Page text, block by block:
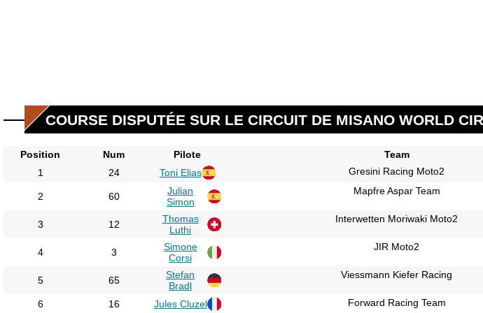
COURSE DISPUTÉE SUR LE CIRCUIT DE MISANO WORLD
Position Num Pilote Team
1
24 Toni Elias Gresini Racing Moto2
2 60
Julian
Simon
Mapfre Aspar Team
3 12
Thomas
Luthi
Interwetten Moriwaki Moto2
4 3
Simone
Corsi
JIR Moto2
5 65
Stefan
Bradl
Viessmann Kiefer Racing
6 16 Jules Cluzel Forward Racing Team